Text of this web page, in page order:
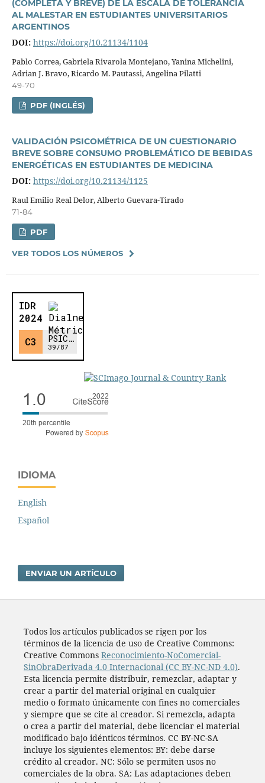
(COMPLETA Y BREVE) DE LA ESCALA DE TOLERANCIA
AL MALESTAR EN ESTUDIANTES UNIVERSITARIOS
ARGENTINOS
DOI: https://doi.org/10.21134/1104
Pablo Correa, Gabriela Rivarola Montejano, Yanina Michelini,
Adrian J. Bravo, Ricardo M. Pautassi, Angelina Pilatti
49-70
PDF (INGLÉS)
VALIDACIÓN PSICOMÉTRICA DE UN CUESTIONARIO
BREVE SOBRE CONSUMO PROBLEMÁTICO DE BEBIDAS
ENERGÉTICAS EN ESTUDIANTES DE MEDICINA
DOI: https://doi.org/10.21134/1125
Raul Emilio Real Delor, Alberto Guevara-Tirado
71-84
PDF
VER TODOS LOS NÚMEROS
IDIOMA
English
Español
ENVIAR UN ARTÍCULO
Todos los artí­culos publicados se rigen por los
términos de la licencia de uso de Creative Commons:
Creative Commons Reconocimiento-NoComercial-
SinObraDerivada 4.0 Internacional (CC BY-NC-ND 4.0).
Esta licencia permite distribuir, remezclar, adaptar y
crear a partir del material original en cualquier
medio o formato únicamente con fines no comerciales
y siempre que se cite al creador. Si remezcla, adapta
o crea a partir del material, debe licenciar el material
modificado bajo idénticos términos. CC BY-NC-SA
incluye los siguientes elementos: BY: debe darse
crédito al creador. NC: Sólo se permiten usos no
comerciales de la obra. SA: Las adaptaciones deben